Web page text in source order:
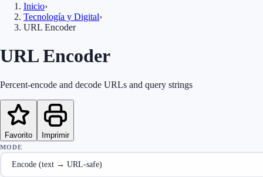
Inicio›
Tecnología y Digital›
URL Encoder
URL Encoder
Percent-encode and decode URLs and query strings
Favorito Imprimir
MODE